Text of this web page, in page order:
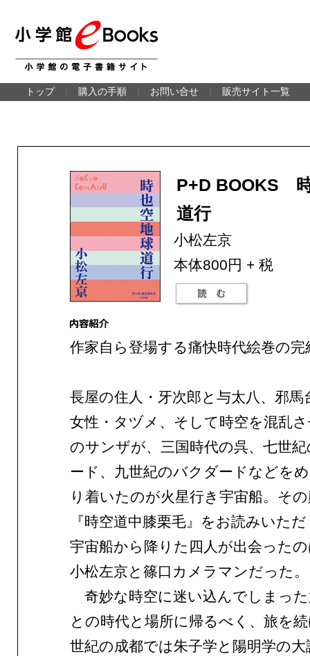
トップ 購入の手順 お問い合せ 販売サイト一覧
P+D BOOKS
道行
小松左京
本体800円 + 税
作家自ら登場する痛快時代絵巻の完
長屋の住人・牙次郎と与太八、邪馬
女性・タヅメ、そして時空を混乱
のサンザが、三国時代の呉、七世
ード、九世紀のバクダードなどを
り着いたのが火星行き宇宙船。そ
『時空道中膝栗毛』をお読みいた
宇宙船から降りた四人が出会った
小松左京と篠口カメラマンだった。
奇妙な時空に迷い込んでしまっ
との時代と場所に帰るべく、旅を
世紀の成都では朱子学と陽明学の